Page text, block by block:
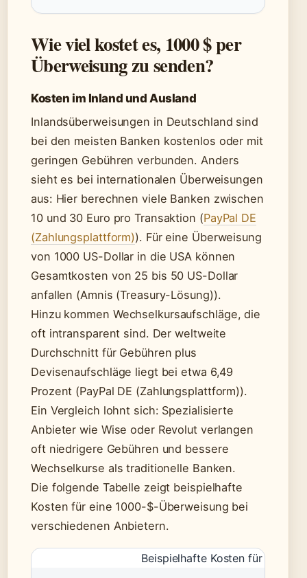
Wie viel kostet es, 1000 $ per
Überweisung zu senden?
Kosten im Inland und Ausland
Inlandsüberweisungen in Deutschland sind
bei den meisten Banken kostenlos oder mit
geringen Gebühren verbunden. Anders
sieht es bei internationalen Überweisungen
aus: Hier berechnen viele Banken zwischen
10 und 30 Euro pro Transaktion (PayPal DE
(Zahlungsplattform)). Für eine Überweisung
von 1000 US-Dollar in die USA können
Gesamtkosten von 25 bis 50 US-Dollar
anfallen (Amnis (Treasury-Lösung)).
Hinzu kommen Wechselkursaufschläge, die
oft intransparent sind. Der weltweite
Durchschnitt für Gebühren plus
Devisenaufschläge liegt bei etwa 6,49
Prozent (PayPal DE (Zahlungsplattform)).
Ein Vergleich lohnt sich: Spezialisierte
Anbieter wie Wise oder Revolut verlangen
oft niedrigere Gebühren und bessere
Wechselkurse als traditionelle Banken.
Die folgende Tabelle zeigt beispielhafte
Kosten für eine 1000-$-Überweisung bei
verschiedenen Anbietern.
Beispielhafte Kosten für 1000